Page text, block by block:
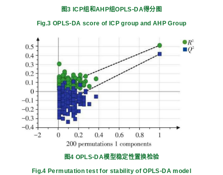
图3 ICP组和AHP组OPLS⁃DA得分图
Fig.3 OPLS⁃DA score of ICP group and AHP Group
图4 OPLS⁃DA模型稳定性置换检验
Fig.4 Permutation test for stability of OPLS⁃DA model